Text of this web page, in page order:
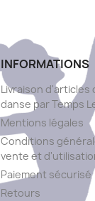
INFORMATIONS
Livraison d'articles
danse par Temps
Mentions légales
Conditions
vente et
Paiement sécurisé
Retours